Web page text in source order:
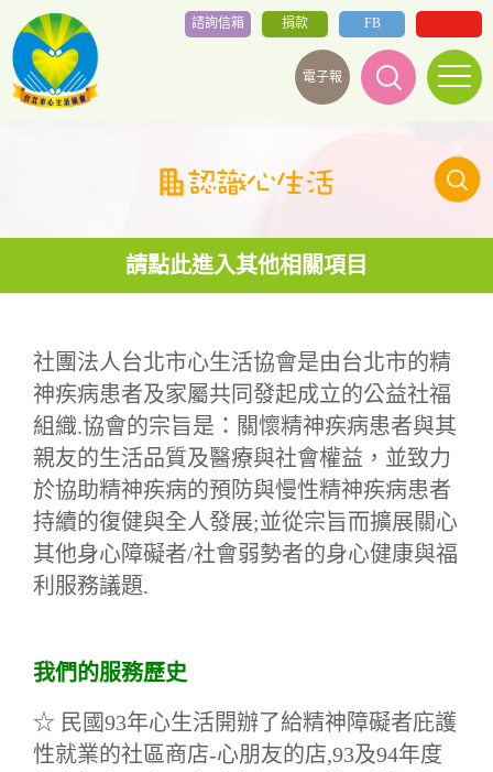
電子報
FB
捐款
諮詢信箱
社團法人台北市心生活協會是由台北市的精
神疾病患者及家屬共同發起成立的公益社福
組織.協會的宗旨是：關懷精神疾病患者與其
親友的生活品質及醫療與社會權益，並致力
於協助精神疾病的預防與慢性精神疾病患者
持續的復健與全人發展;並從宗旨而擴展關心
其他身心障礙者/社會弱勢者的身心健康與福
利服務議題.
我們的服務歷史
☆ 民國93年心生活開辦了給精神障礙者庇護
性就業的社區商店-心朋友的店,93及94年度